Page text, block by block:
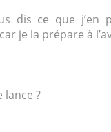
dis ce que j’en
je la prépare à
lance ?